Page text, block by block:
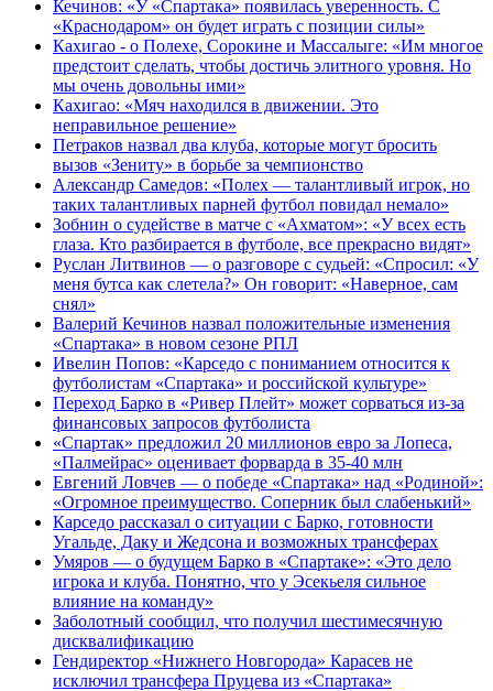
Кечинов: «У «Спартака» появилась уверенность. С
«Краснодаром» он будет играть с позиции силы»
Кахигао - о Полехе, Сорокине и Массалыге: «Им многое
предстоит сделать, чтобы достичь элитного уровня. Но
мы очень довольны ими»
Кахигао: «Мяч находился в движении. Это
неправильное решение»
Петраков назвал два клуба, которые могут бросить
вызов «Зениту» в борьбе за чемпионство
Александр Самедов: «Полех — талантливый игрок, но
таких талантливых парней футбол повидал немало»
Зобнин о судействе в матче с «Ахматом»: «У всех есть
глаза. Кто разбирается в футболе, все прекрасно видят»
Руслан Литвинов — о разговоре с судьей: «Спросил: «У
меня бутса как слетела?» Он говорит: «Наверное, сам
снял»
Валерий Кечинов назвал положительные изменения
«Спартака» в новом сезоне РПЛ
Ивелин Попов: «Карседо с пониманием относится к
футболистам «Спартака» и российской культуре»
Переход Барко в «Ривер Плейт» может сорваться из‑за
финансовых запросов футболиста
«Спартак» предложил 20 миллионов евро за Лопеса,
«Палмейрас» оценивает форварда в 35-40 млн
Евгений Ловчев — о победе «Спартака» над «Родиной»:
«Огромное преимущество. Соперник был слабенький»
Карседо рассказал о ситуации с Барко, готовности
Угальде, Даку и Жедсона и возможных трансферах
Умяров — о будущем Барко в «Спартаке»: «Это дело
игрока и клуба. Понятно, что у Эсекьеля сильное
влияние на команду»
Заболотный сообщил, что получил шестимесячную
дисквалификацию
Гендиректор «Нижнего Новгорода» Карасев не
исключил трансфера Пруцева из «Спартака»